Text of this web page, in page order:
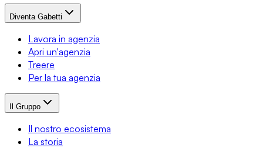
Diventa Gabetti
Lavora in agenzia
Apri un'agenzia
Treere
Per la tua agenzia
Il Gruppo
Il nostro ecosistema
La storia